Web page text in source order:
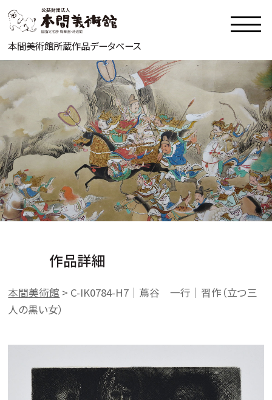
本間美術館所蔵作品データベース
作品詳細
本間美術館 > C-IK0784-H7｜蔦谷 一行｜習作（立つ三
人の黒い女）